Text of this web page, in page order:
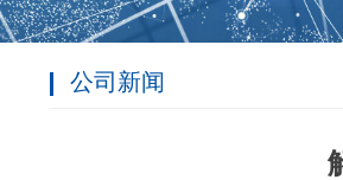
公司新闻